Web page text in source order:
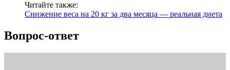
Читайте также:
Снижение веса на 20 кг за два месяца — реальная диета
Вопрос-ответ